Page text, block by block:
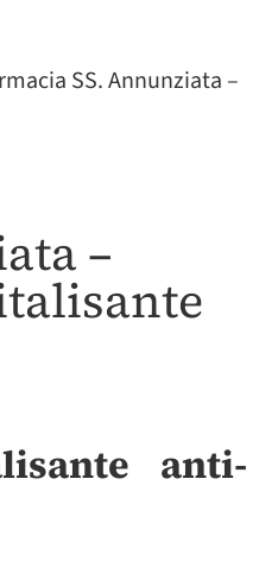
SS. Annunziata –
–
anti-